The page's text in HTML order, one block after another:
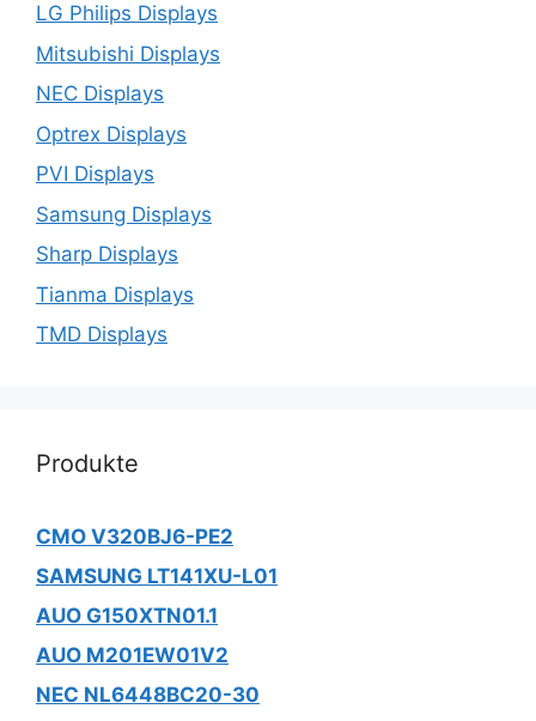
LG Philips Displays
Mitsubishi Displays
NEC Displays
Optrex Displays
PVI Displays
Samsung Displays
Sharp Displays
Tianma Displays
TMD Displays
Produkte
CMO V320BJ6-PE2
SAMSUNG LT141XU-L01
AUO G150XTN01.1
AUO M201EW01V2
NEC NL6448BC20-30